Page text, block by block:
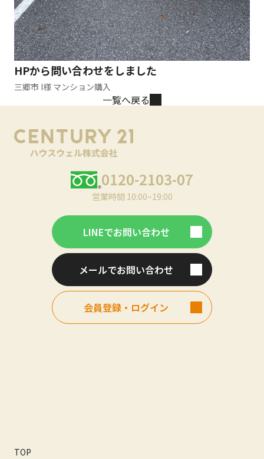
HPから問い合わせをしました
三郷市 I様 マンション購入
一覧へ戻る
0120-2103-07
営業時間 10:00~19:00
LINEでお問い合わせ
メールでお問い合わせ
会員登録・ログイン
TOP